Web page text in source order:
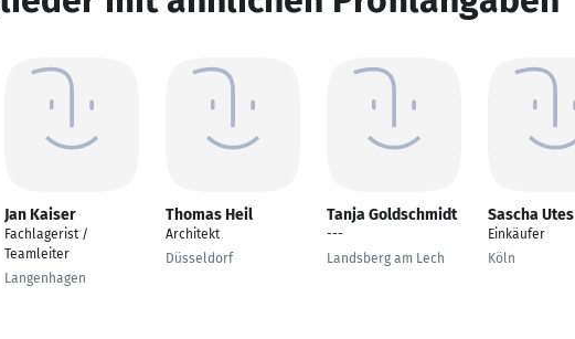
Jan Kaiser
Fachlagerist /
Teamleiter
Langenhagen
Thomas Heil
Architekt
Düsseldorf
Tanja Goldschmidt
---
Landsberg am Lech
Sascha Utes
Einkäufer
Köln